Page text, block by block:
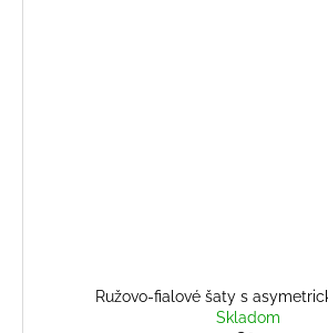
Ružovo-fialové šaty s
Skladom